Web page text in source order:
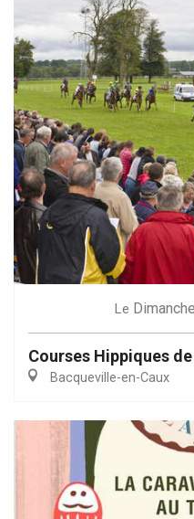
Le Dimanche
Courses Hippiques
Bacqueville-en-Caux